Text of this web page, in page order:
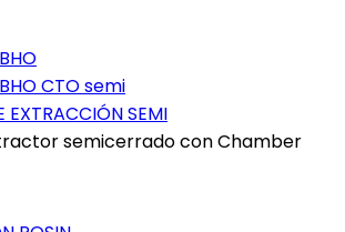
CTO semi
EXTRACCIÓN SEMI
semicerrado con Chamber